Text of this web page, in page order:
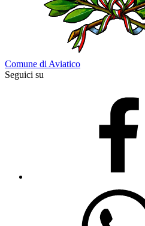
Comune di Aviatico
Seguici su